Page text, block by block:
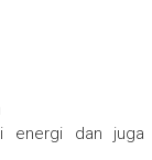
energi dan juga